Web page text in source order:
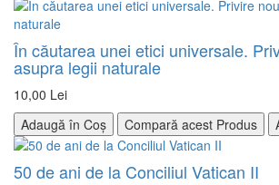
În căutarea unei etici universale.
asupra legii naturale
10,00 Lei
Adaugă în Coș
Compară acest Produs
50 de ani de la Conciliul Vatican II